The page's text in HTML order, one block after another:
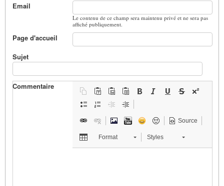
Email
Le contenu de ce champ sera maintenu privé et ne sera pas
affiché publiquement.
Page d'accueil
Sujet
Commentaire
Source
Format Styles